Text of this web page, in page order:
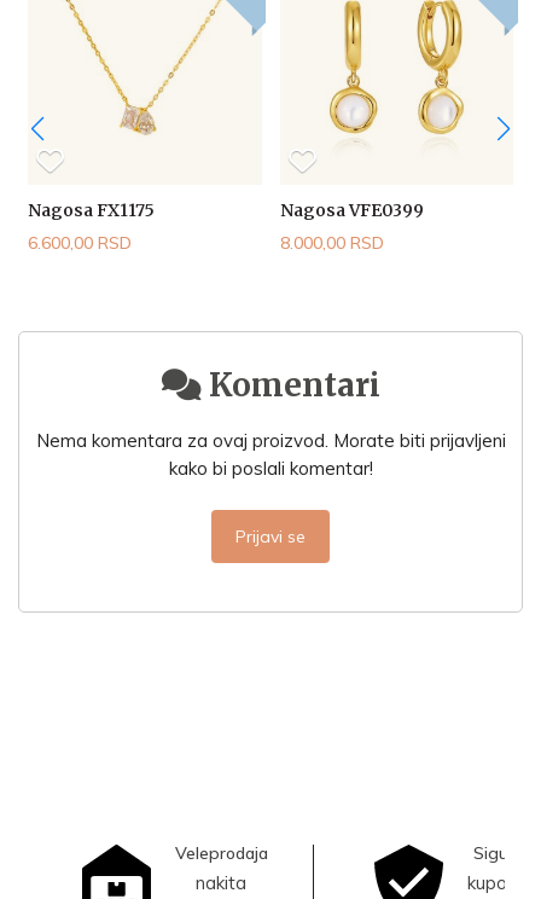
Nagosa FX1175
6.600,00 RSD
Nagosa VFE0399
8.000,00 RSD
Komentari
Nema komentara za ovaj proizvod. Morate biti prijavljeni
kako bi poslali komentar!
Prijavi se
Veleprodaja
nakita
Sigurna
kupovina